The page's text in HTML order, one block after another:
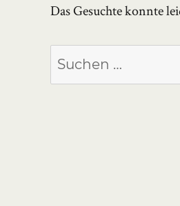
Das Gesuchte konnte
Suchen
nach: